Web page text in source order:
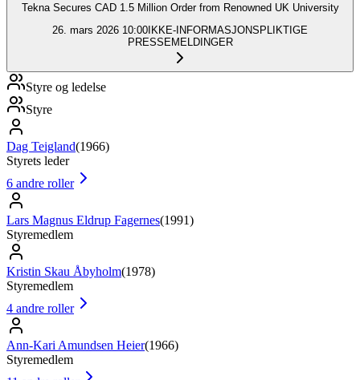
Tekna Secures CAD 1.5 Million Order from Renowned UK University
26. mars 2026 10:00 IKKE-INFORMASJONSPLIKTIGE
PRESSEMELDINGER
Styre og ledelse
Styre
Dag Teigland(1966)
Styrets leder
6 andre roller
Lars Magnus Eldrup Fagernes(1991)
Styremedlem
Kristin Skau Åbyholm(1978)
Styremedlem
4 andre roller
Ann-Kari Amundsen Heier(1966)
Styremedlem